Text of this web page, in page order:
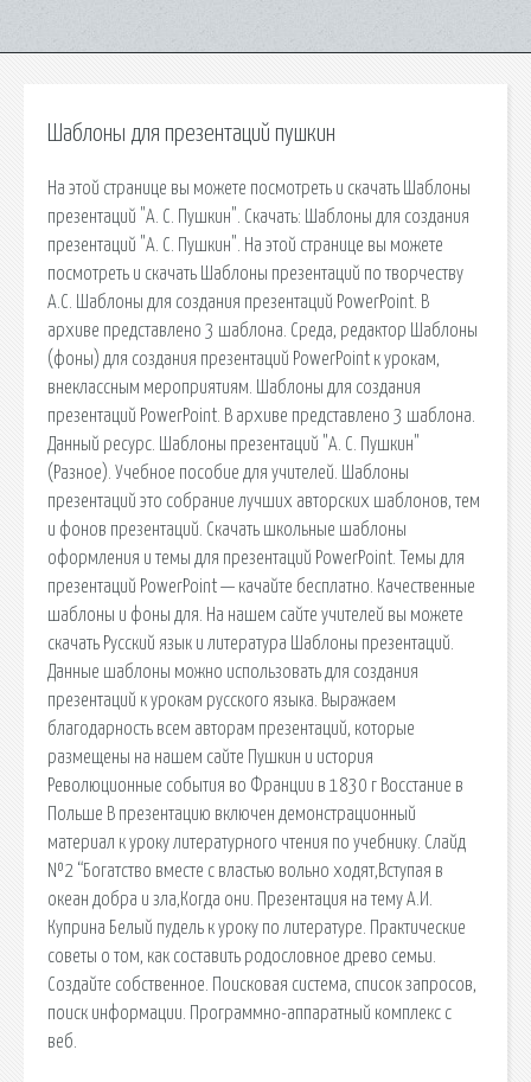
Шаблоны для презентаций пушкин
На этой странице вы можете посмотреть и скачать Шаблоны
презентаций "А. С. Пушкин". Скачать: Шаблоны для создания
презентаций "А. С. Пушкин". На этой странице вы можете
посмотреть и скачать Шаблоны презентаций по творчеству
А.С. Шаблоны для создания презентаций PowerPoint. В
архиве представлено 3 шаблона. Среда, редактор Шаблоны
(фоны) для создания презентаций PowerPoint к урокам,
внеклассным мероприятиям. Шаблоны для создания
презентаций PowerPoint. В архиве представлено 3 шаблона.
Данный ресурс. Шаблоны презентаций "А. С. Пушкин"
(Разное). Учебное пособие для учителей. Шаблоны
презентаций это собрание лучших авторских шаблонов, тем
и фонов презентаций. Скачать школьные шаблоны
оформления и темы для презентаций PowerPoint. Темы для
презентаций PowerPoint — качайте бесплатно. Качественные
шаблоны и фоны для. На нашем сайте учителей вы можете
скачать Русский язык и литература Шаблоны презентаций.
Данные шаблоны можно использовать для создания
презентаций к урокам русского языка. Выражаем
благодарность всем авторам презентаций, которые
размещены на нашем сайте Пушкин и история
Революционные события во Франции в 1830 г Восстание в
Польше В презентацию включен демонстрационный
материал к уроку литературного чтения по учебнику. Слайд
№2 “Богатство вместе с властью вольно ходят,Вступая в
океан добра и зла,Когда они. Презентация на тему А.И.
Куприна Белый пудель к уроку по литературе. Практические
советы о том, как составить родословное древо семьи.
Создайте собственное. Поисковая сиcтема, список запросов,
поиск информации. Программно-аппаратный комплекс с
веб.